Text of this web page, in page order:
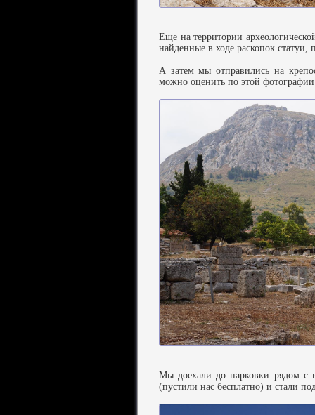
Еще на территории
найденные в ходе раскопок
А затем мы отправились на
можно оценить по этой
Мы доехали до парковки рядом с
(пустили нас бесплатно) и стали